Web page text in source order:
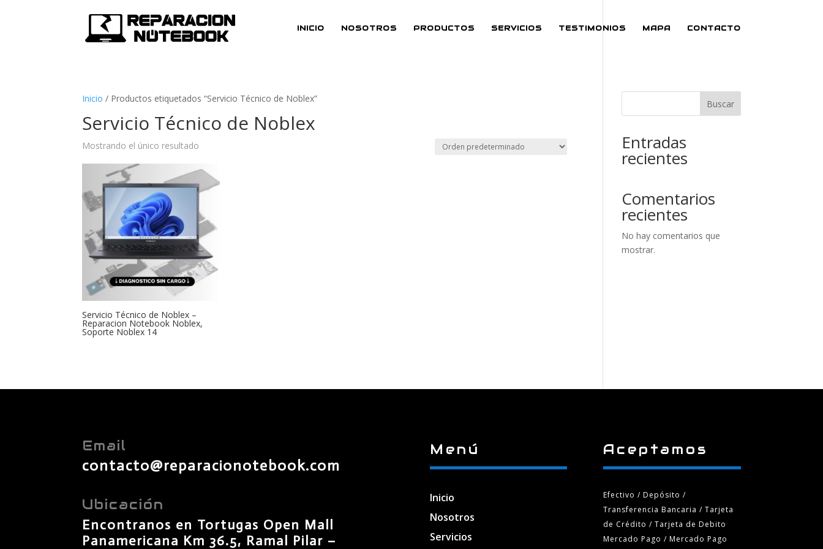
INICIO NOSOTROS PRODUCTOS SERVICIOS TESTIMONIOS MAPA CONTACTO
Inicio / Productos etiquetados “Servicio Técnico de Noblex”
Servicio Técnico de Noblex
Mostrando el único resultado
Servicio Técnico de Noblex –
Reparacion Notebook Noblex,
Soporte Noblex 14
Buscar
Entradas
recientes
Comentarios
recientes
No hay comentarios que
mostrar.
Email
contacto@reparacionotebook.com
Ubicación
Encontranos en Tortugas Open Mall
Panamericana Km 36.5, Ramal Pilar –
Menú
Inicio
Nosotros
Servicios
Aceptamos
Efectivo / Depósito /
Transferencia Bancaria/ Tarjeta
de Crédito / Tarjeta de Debito
Mercado Pago / Mercado Pago